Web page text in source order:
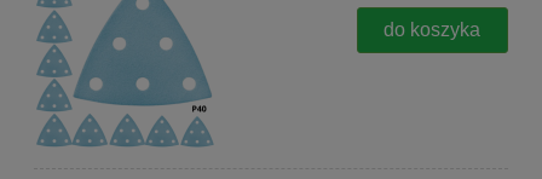
do koszyka